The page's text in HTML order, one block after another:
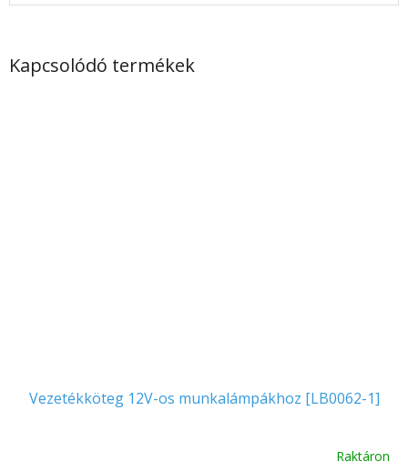
Kapcsolódó termékek
Vezetékköteg 12V-os munkalámpákhoz [LB0062-1]
Raktáron